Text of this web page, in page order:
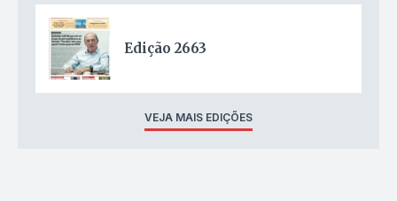
Edição 2663
VEJA MAIS EDIÇÕES